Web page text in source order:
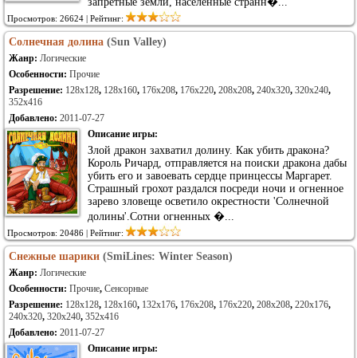
Просмотров: 26624 | Рейтинг:
Солнечная долина (Sun Valley)
Жанр: Логические
Особенности: Прочие
Разрешение: 128x128, 128x160, 176x208, 176x220, 208x208, 240x320, 320x240,
352x416
Добавлено: 2011-07-27
Описание игры:
Злой дракон захватил долину. Как убить дракона?
Король Ричард, отправляется на поиски дракона дабы
убить его и завоевать сердце принцессы Маргарет.
Страшный грохот раздался посреди ночи и огненное
зарево зловеще осветило окрестности 'Солнечной
долины'.Сотни огненных �...
Просмотров: 20486 | Рейтинг:
Снежные шарики (SmiLines: Winter Season)
Жанр: Логические
Особенности: Прочие, Сенсорные
Разрешение: 128x128, 128x160, 132x176, 176x208, 176x220, 208x208, 220x176,
240x320, 320x240, 352x416
Добавлено: 2011-07-27
Описание игры: